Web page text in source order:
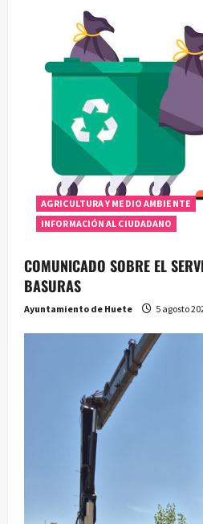
AGRICULTURA Y MEDIO AMBIENTE
INFORMACIÓN AL CIUDADANO
COMUNICADO SOBRE EL
BASURAS
Ayuntamiento de Huete 5 agosto